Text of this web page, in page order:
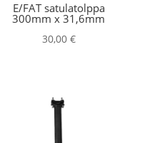
E/FAT satulatolppa
300mm x 31,6mm
30,00 €